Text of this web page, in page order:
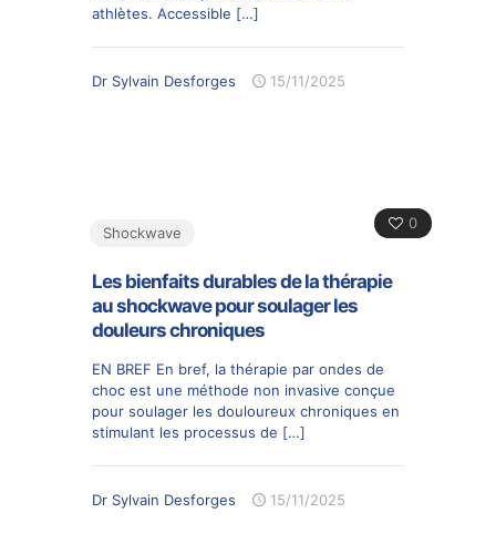
athlètes. Accessible […]
Dr Sylvain Desforges 15/11/2025
0
Shockwave
Les bienfaits durables de la thérapie
au shockwave pour soulager les
douleurs chroniques
EN BREF En bref, la thérapie par ondes de
choc est une méthode non invasive conçue
pour soulager les douloureux chroniques en
stimulant les processus de […]
Dr Sylvain Desforges 15/11/2025